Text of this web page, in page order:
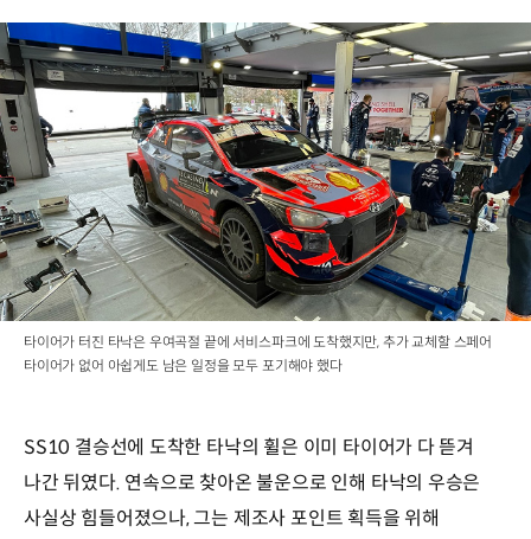
타이어가 터진 타낙은 우여곡절 끝에 서비스파크에 도착했지만, 추가 교체할 스페어
타이어가 없어 아쉽게도 남은 일정을 모두 포기해야 했다
SS10 결승선에 도착한 타낙의 휠은 이미 타이어가 다 뜯겨
나간 뒤였다. 연속으로 찾아온 불운으로 인해 타낙의 우승은
사실상 힘들어졌으나, 그는 제조사 포인트 획득을 위해